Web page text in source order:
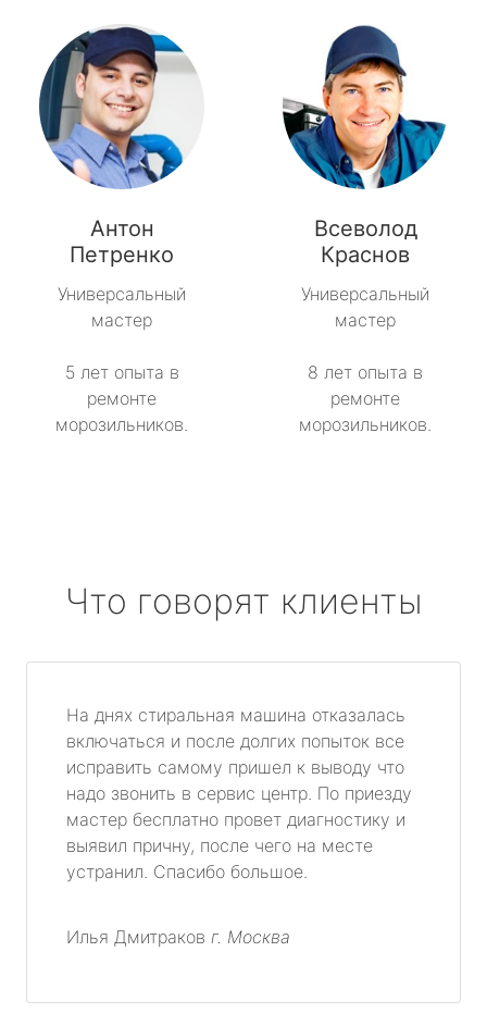
Антон
Петренко
Универсальный
мастер
5 лет опыта в
ремонте
морозильников.
Всеволод
Краснов
Универсальный
мастер
8 лет опыта в
ремонте
морозильников.
Что говорят клиенты
На днях стиральная машина отказалась
включаться и после долгих попыток все
исправить самому пришел к выводу что
надо звонить в сервис центр. По приезду
мастер бесплатно провет диагностику и
выявил причну, после чего на месте
устранил. Спасибо большое.
Илья Дмитраков г. Москва